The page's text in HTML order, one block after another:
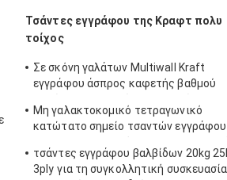
Τσάντες εγγράφου της Κραφτ πολυ
τοίχος
Σε σκόνη γαλάτων Multiwall Kraft
εγγράφου άσπρος καφετής βαθμού
τετραγωνικός
Μη γαλακτοκομικό τετραγωνικό
κατώτατο σημείο τσαντών εγγράφου
με θερμότητα για το γάλα σε σκόνη
τσάντες εγγράφου βαλβίδων 20kg
3ply για τη συγκολλητική συσκευασία